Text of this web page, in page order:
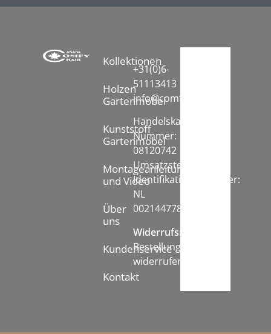
Kollektionen
Holzen
Gartenmöbel
Kunststoff
Gartenmöbel
Montageanleitung
und Video
Über
uns
Kundenservice
Kontakt
+31(0)6-
51113413
info@comfychair.nl
Handelskammer
Nummer:
08120742
Umsatzsteuer-
Identifikationsnummer:
NL
002144778B71
Widerrufsrecht:
Bestellung
widerrufen